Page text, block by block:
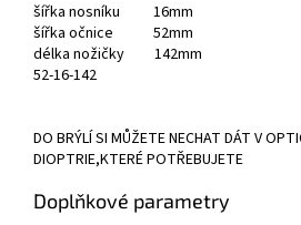
šířka nosníku 16mm
šířka očnice 52mm
délka nožičky 142mm
52-16-142
DO BRÝLÍ SI MŮŽETE NECHAT DÁT V
DIOPTRIE,KTERÉ POTŘEBUJETE
Doplňkové parametry